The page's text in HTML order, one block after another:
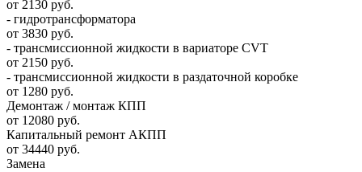
от 2130 руб.
- гидротрансформатора
от 3830 руб.
- трансмиссионной жидкости в вариаторе CVT
от 2150 руб.
- трансмиссионной жидкости в раздаточной коробке
от 1280 руб.
Демонтаж / монтаж КПП
от 12080 руб.
Капитальный ремонт АКПП
от 34440 руб.
Замена